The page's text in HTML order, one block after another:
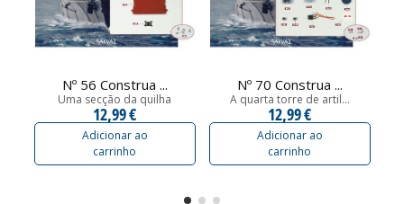
Nº 56 Construa ...
Uma secção da quilha
12,99 €
Adicionar ao
carrinho
Nº 70 Construa ...
A quarta torre de artil...
12,99 €
Adicionar ao
carrinho